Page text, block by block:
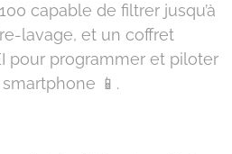
capable de filtrer jusqu’à
lavage, et un coffret
pour programmer et piloter
📱.